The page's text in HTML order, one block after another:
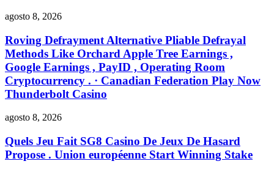
agosto 8, 2026
Roving Defrayment Alternative Pliable Defrayal
Methods Like Orchard Apple Tree Earnings ,
Google Earnings , PayID , Operating Room
Cryptocurrency . · Canadian Federation Play Now
Thunderbolt Casino
agosto 8, 2026
Quels Jeu Fait SG8 Casino De Jeux De Hasard
Propose . Union européenne Start Winning Stake